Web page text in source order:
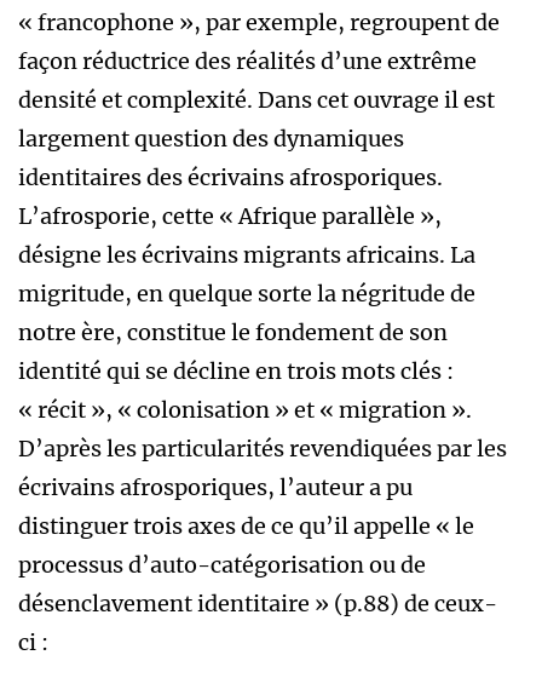
« francophone », par exemple, regroupent de
façon réductrice des réalités d’une extrême
densité et complexité. Dans cet ouvrage il est
largement question des dynamiques
identitaires des écrivains afrosporiques.
L’afrosporie, cette « Afrique parallèle »,
désigne les écrivains migrants africains. La
migritude, en quelque sorte la négritude de
notre ère, constitue le fondement de son
identité qui se décline en trois mots clés :
« récit », « colonisation » et « migration ».
D’après les particularités revendiquées par les
écrivains afrosporiques, l’auteur a pu
distinguer trois axes de ce qu’il appelle « le
processus d’auto-catégorisation ou de
désenclavement identitaire » (p.88) de ceux-
ci :